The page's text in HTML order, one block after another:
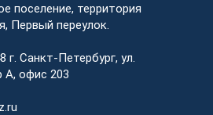
поселение, территория
Первый переулок.
г. Санкт-Петербург, ул.
А, офис 203